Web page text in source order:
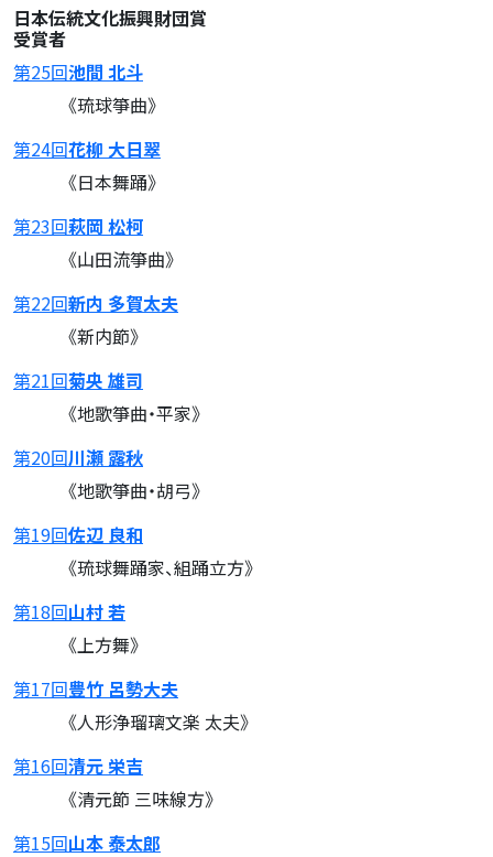
日本伝統文化振興財団賞
受賞者
第25回池間 北斗
《琉球箏曲》
第24回花柳 大日翠
《日本舞踊》
第23回萩岡 松柯
《山田流箏曲》
第22回新内 多賀太夫
《新内節》
第21回菊央 雄司
《地歌箏曲・平家》
第20回川瀬 露秋
《地歌箏曲・胡弓》
第19回佐辺 良和
《琉球舞踊家、組踊立方》
第18回山村 若
《上方舞》
第17回豊竹 呂勢大夫
《人形浄瑠璃文楽 太夫》
第16回清元 栄吉
《清元節 三味線方》
第15回山本 泰太郎